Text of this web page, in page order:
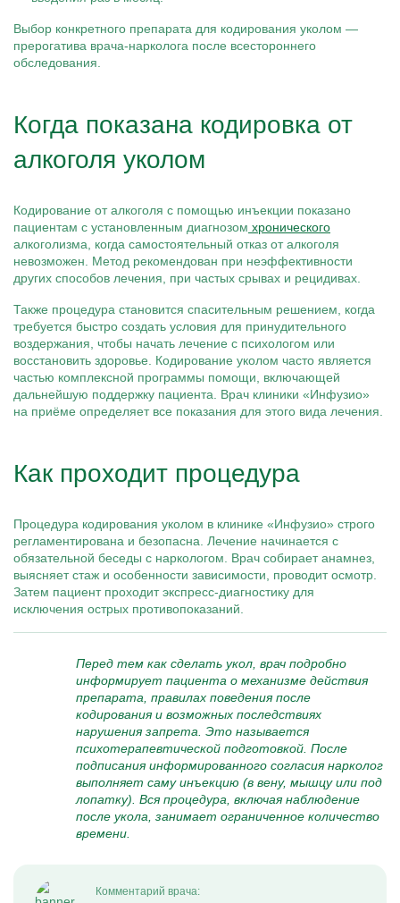
Выбор конкретного препарата для кодирования уколом —
прерогатива врача-нарколога после всестороннего
обследования.
Когда показана кодировка от
алкоголя уколом
Кодирование от алкоголя с помощью инъекции показано
пациентам с установленным диагнозом хронического
алкоголизма, когда самостоятельный отказ от алкоголя
невозможен. Метод рекомендован при неэффективности
других способов лечения, при частых срывах и рецидивах.
Также процедура становится спасительным решением, когда
требуется быстро создать условия для принудительного
воздержания, чтобы начать лечение с психологом или
восстановить здоровье. Кодирование уколом часто является
частью комплексной программы помощи, включающей
дальнейшую поддержку пациента. Врач клиники «Инфузио»
на приёме определяет все показания для этого вида лечения.
Как проходит процедура
Процедура кодирования уколом в клинике «Инфузио» строго
регламентирована и безопасна. Лечение начинается с
обязательной беседы с наркологом. Врач собирает анамнез,
выясняет стаж и особенности зависимости, проводит осмотр.
Затем пациент проходит экспресс-диагностику для
исключения острых противопоказаний.
Перед тем как сделать укол, врач подробно
информирует пациента о механизме действия
препарата, правилах поведения после
кодирования и возможных последствиях
нарушения запрета. Это называется
психотерапевтической подготовкой. После
подписания информированного согласия нарколог
выполняет саму инъекцию (в вену, мышцу или под
лопатку). Вся процедура, включая наблюдение
после укола, занимает ограниченное количество
времени.
Комментарий врача: